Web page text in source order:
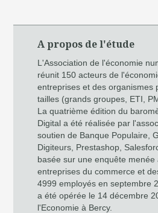
A propos de l'étude
L'Association de l'économie
réunit 150 acteurs de
entreprises et des organismes
tailles (grands groupes, ETI,
La quatrième édition du
Digital a été réalisée par
soutien de Banque Populaire,
Digiteurs, Prestashop,
basée sur une enquête menée
entreprises du commerce et
4999 employés en septembre
a été opérée le 14 décembre
l'Economie à Bercy.